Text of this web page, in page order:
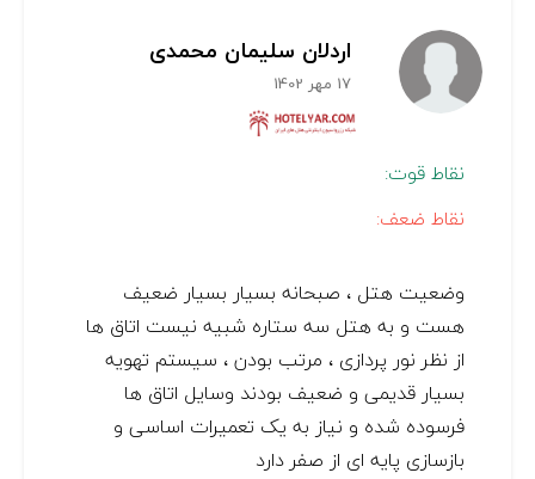
اردلان سلیمان محمدی
17 مهر 1402
نقاط قوت:
نقاط ضعف:
وضعیت هتل ، صبحانه بسیار بسیار ضعیف
هست و به هتل سه ستاره شبیه نیست اتاق ها
از نظر نور پردازی ، مرتب بودن ، سیستم تهویه
بسیار قدیمی و ضعیف بودند وسایل اتاق ها
فرسوده شده و نیاز به یک تعمیرات اساسی و
بازسازی پایه ای از صفر دارد